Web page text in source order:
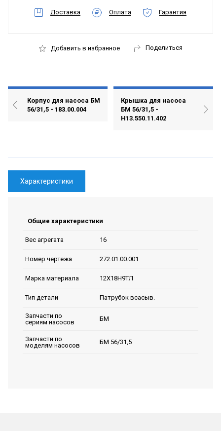
Доставка Оплата Гарантия
Добавить в избранное Поделиться
Корпус для насоса БМ
56/31,5 - 183.00.004
Крышка для насоса
БМ 56/31,5 -
Н13.550.11.402
Характеристики
Общие характеристики
Вес агрегата 16
Номер чертежа 272.01.00.001
Марка материала 12Х18Н9ТЛ
Тип детали Патрубок всасыв.
Запчасти по
сериям насосов
БМ
Запчасти по
моделям насосов
БМ 56/31,5